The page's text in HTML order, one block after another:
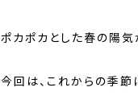
ポカポカとした春の陽
今回は、これからの季節